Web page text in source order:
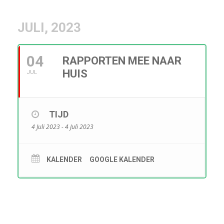
JULI, 2023
04
JUL
RAPPORTEN MEE NAAR
HUIS
TIJD
4 Juli 2023 - 4 Juli 2023
KALENDER GOOGLE KALENDER